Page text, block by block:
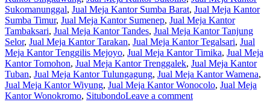
Sukomanunggal, Jual Meja Kantor Sumba Barat, Jual Meja Kantor
Sumba Timur, Jual Meja Kantor Sumenep, Jual Meja Kantor
Tambaksari, Jual Meja Kantor Tandes, Jual Meja Kantor Tanjung
Selor, Jual Meja Kantor Tarakan, Jual Meja Kantor Tegalsari, Jual
Meja Kantor Tenggilis Mejoyo, Jual Meja Kantor Timika, Jual Meja
Kantor Tomohon, Jual Meja Kantor Trenggalek, Jual Meja Kantor
Tuban, Jual Meja Kantor Tulungagung, Jual Meja Kantor Wamena,
Jual Meja Kantor Wiyung, Jual Meja Kantor Wonocolo, Jual Meja
Kantor Wonokromo, SitubondoLeave a comment